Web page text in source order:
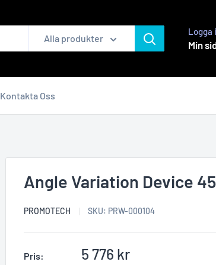
Alla produkter
Logga
Min
Kontakta Oss
Angle Variation Device
PROMOTECH SKU: PRW-000104
Pris: Reapris
5 776 kr